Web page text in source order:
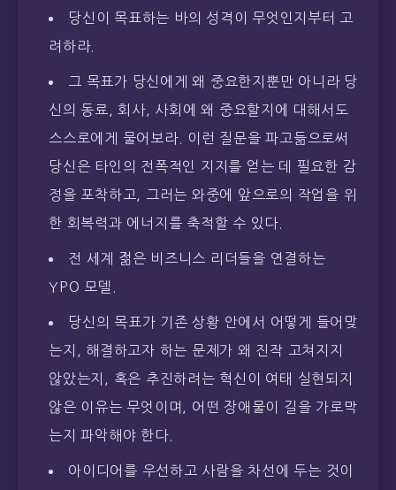
당신이 목표하는 바의 성격이 무엇인지부터 고
려하라.
그 목표가 당신에게 왜 중요한지뿐만 아니라 당
신의 동료, 회사, 사회에 왜 중요할지에 대해서도
스스로에게 물어보라. 이런 질문을 파고듦으로써
당신은 타인의 전폭적인 지지를 얻는 데 필요한 감
정을 포착하고, 그러는 와중에 앞으로의 작업을 위
한 회복력과 에너지를 축적할 수 있다.
전 세계 젊은 비즈니스 리더들을 연결하는
YPO 모델.
당신의 목표가 기존 상황 안에서 어떻게 들어맞
는지, 해결하고자 하는 문제가 왜 진작 고쳐지지
않았는지, 혹은 추진하려는 혁신이 여태 실현되지
않은 이유는 무엇이며, 어떤 장애물이 길을 가로막
는지 파악해야 한다.
아이디어를 우선하고 사람을 차선에 두는 것이